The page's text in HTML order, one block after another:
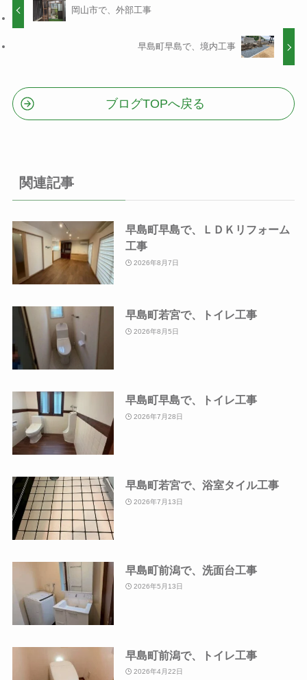
岡山市で、外部工事
早島町早島で、境内工事
ブログTOPへ戻る
関連記事
早島町早島で、ＬＤＫリフォーム
工事
2026年8月7日
早島町若宮で、トイレ工事
2026年8月5日
早島町早島で、トイレ工事
2026年7月28日
早島町若宮で、浴室タイル工事
2026年7月13日
早島町前潟で、洗面台工事
2026年5月13日
早島町前潟で、トイレ工事
2026年4月22日